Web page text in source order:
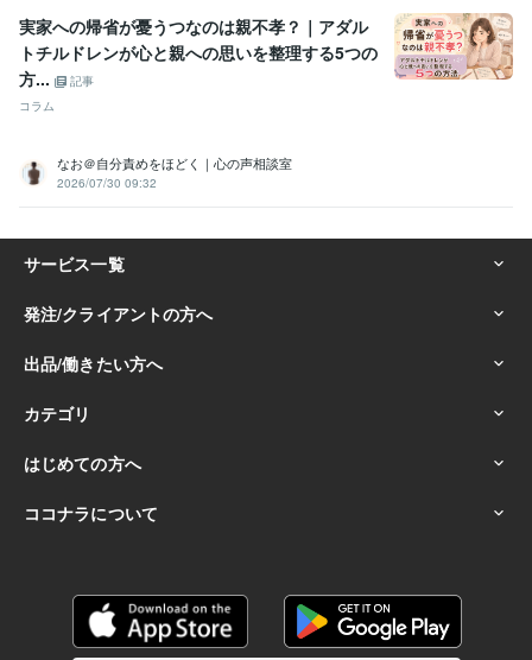
実家への帰省が憂うつなのは親不孝？｜アダル
トチルドレンが心と親への思いを整理する5つの
方...
記事
コラム
なお＠自分責めをほどく｜心の声相談室
2026/07/30 09:32